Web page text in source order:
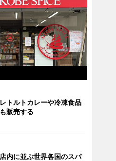
レトルトカレーや冷凍食品
も販売する
店内に並ぶ世界各国のスパ